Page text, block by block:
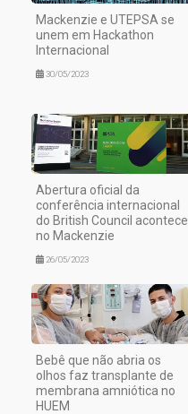
Mackenzie e UTEPSA se
unem em Hackathon
Internacional
30/05/2023
Abertura oficial da
conferência internacional
do British Council acontece
no Mackenzie
26/05/2023
Bebê que não abria os
olhos faz transplante de
membrana amniótica no
HUEM